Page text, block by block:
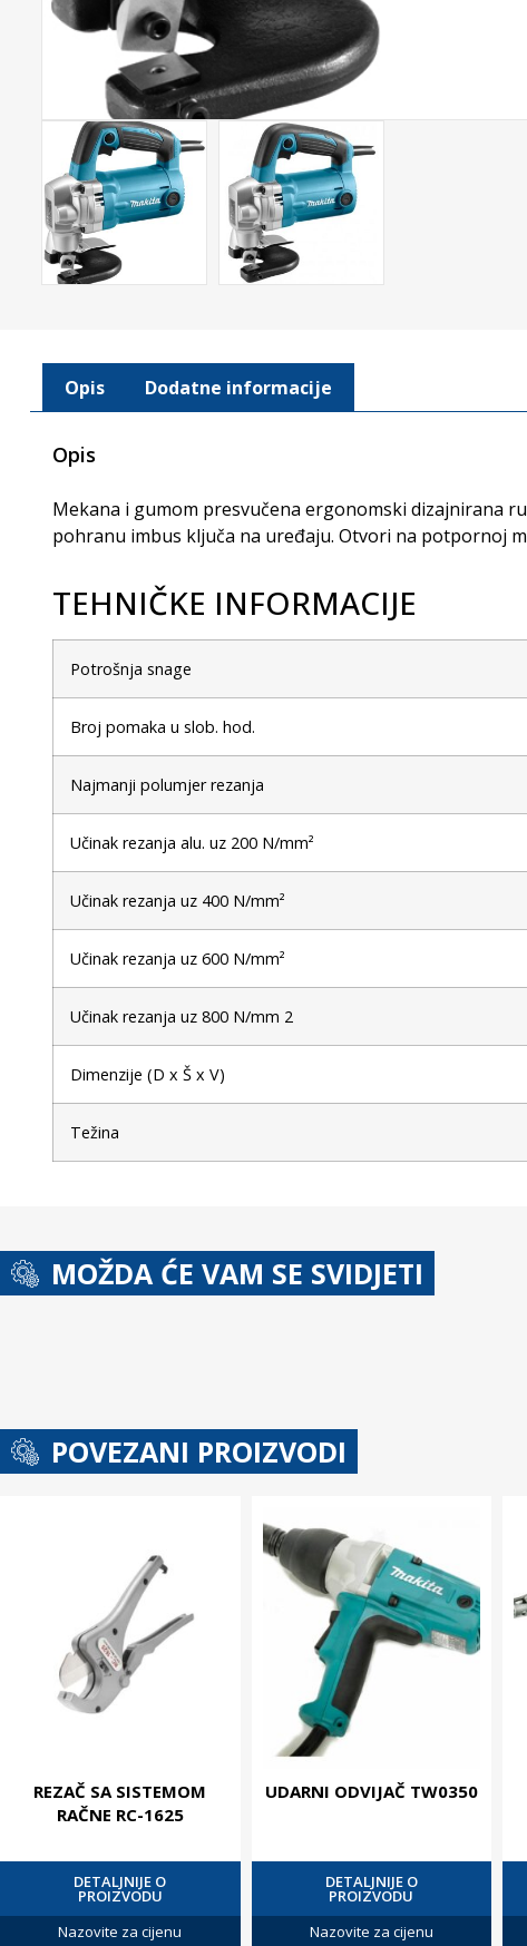
Opis Dodatne informacije
Opis
Mekana i gumom presvučena ergonomski dizajnirana
pohranu imbus ključa na uređaju. Otvori na potpornoj
TEHNIČKE INFORMACIJE
Potrošnja snage
Broj pomaka u slob. hod.
Najmanji polumjer rezanja
Učinak rezanja alu. uz 200 N/mm²
Učinak rezanja uz 400 N/mm²
Učinak rezanja uz 600 N/mm²
Učinak rezanja uz 800 N/mm 2
Dimenzije (D x Š x V)
Težina
MOŽDA ĆE VAM SE SVIDJETI
POVEZANI PROIZVODI
REZAČ SA SISTEMOM
RAČNE RC-1625
DETALJNIJE O
PROIZVODU
Nazovite za cijenu
UDARNI ODVIJAČ TW0350
DETALJNIJE O
PROIZVODU
Nazovite za cijenu